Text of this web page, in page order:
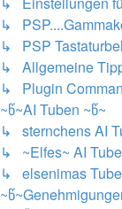
↳
↳ PSP
↳ Allgemeine
↳ Plugin
~წ~AI Tuben ~წ~
↳ sternchens AI
↳ ~Elfes~ AI
↳ elsenimas